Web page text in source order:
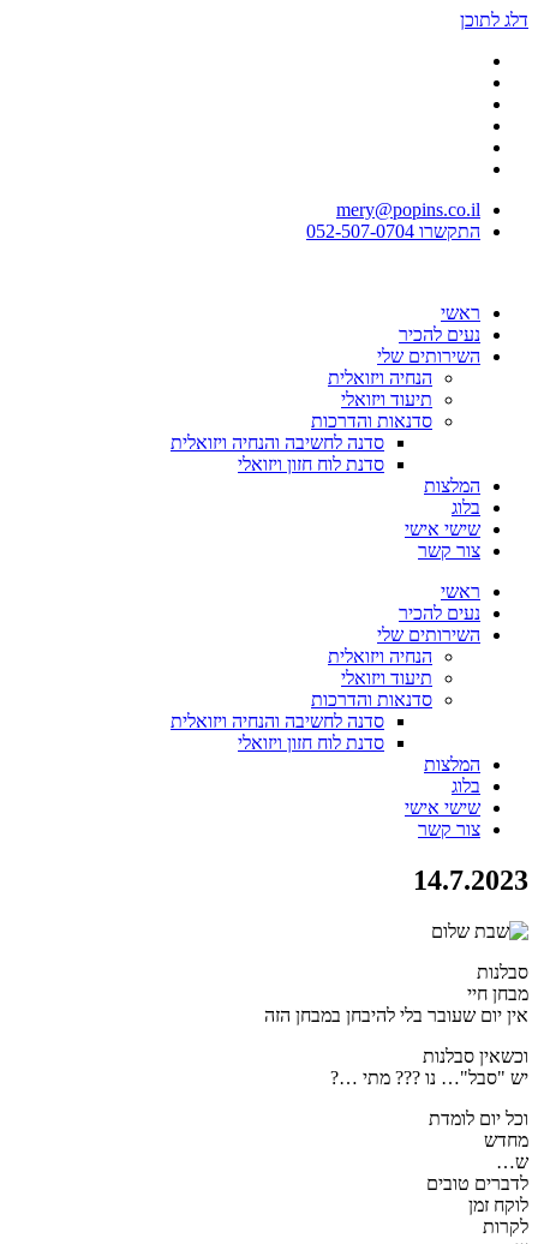
דלג לתוכן
mery@popins.co.il
התקשרו 052-507-0704
ראשי
נעים להכיר
השירותים שלי
הנחיה ויזואלית
תיעוד ויזואלי
סדנאות והדרכות
סדנה לחשיבה והנחיה ויזואלית
סדנת לוח חזון ויזואלי
המלצות
בלוג
שישי אישי
צור קשר
ראשי
נעים להכיר
השירותים שלי
הנחיה ויזואלית
תיעוד ויזואלי
סדנאות והדרכות
סדנה לחשיבה והנחיה ויזואלית
סדנת לוח חזון ויזואלי
המלצות
בלוג
שישי אישי
צור קשר
14.7.2023
סבלנות
מבחן חיי
אין יום שעובר בלי להיבחן במבחן הזה
וכשאין סבלנות
יש "סבל"… נו ??? מתי …?
וכל יום לומדת
מחדש
ש…
לדברים טובים
לוקח זמן
לקרות